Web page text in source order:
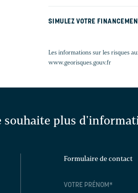
SIMULEZ VOTRE
Les informations sur les risques
www.georisques.gouv.fr
souhaite plus
Formulaire de contact
VOTRE PRÉNOM*